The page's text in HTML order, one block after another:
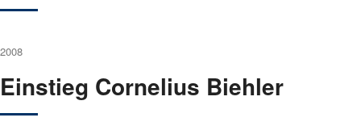
2008
Ein­stieg Cor­ne­li­us Bieh­ler